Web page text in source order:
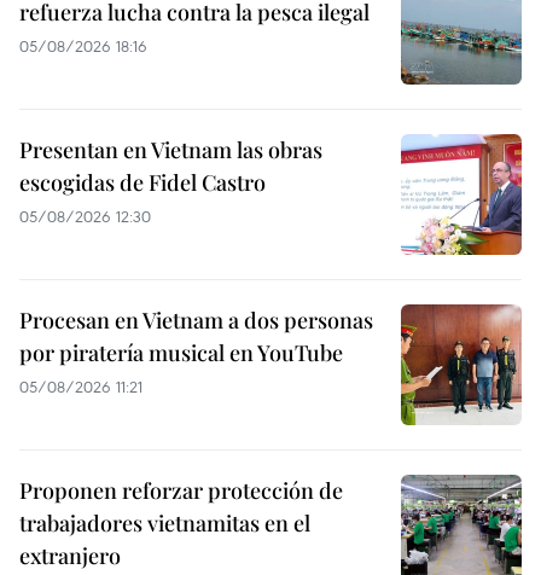
refuerza lucha contra la pesca ilegal
05/08/2026 18:16
Presentan en Vietnam las obras
escogidas de Fidel Castro
05/08/2026 12:30
Procesan en Vietnam a dos personas
por piratería musical en YouTube
05/08/2026 11:21
Proponen reforzar protección de
trabajadores vietnamitas en el
extranjero